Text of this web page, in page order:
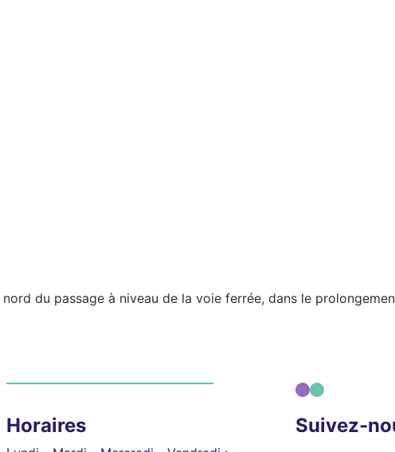
du passage à niveau de la voie ferrée, dans le
Horaires Suivez-